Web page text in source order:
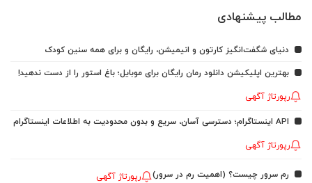
مطالب پیشنهادی
دنیای شگفت‌انگیز کارتون و انیمیشن، رایگان و برای همه سنین کودک
بهترین اپلیکیشن دانلود رمان رایگان برای موبایل؛ باغ استور را از دست ندهید!
رپورتاژ آگهی
API اینستاگرام؛ دسترسی آسان، سریع و بدون محدودیت به اطلاعات اینستاگرام
رپورتاژ آگهی
رم سرور چیست؟ (اهمیت رم در سرور) رپورتاژ آگهی